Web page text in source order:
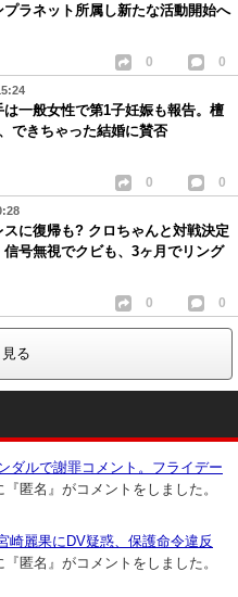
ラネット所属し新たな活動開始へ
0 0
一般女性で第1子妊娠も報告。檀
できちゃった結婚に賛否
0 0
に復帰も? クロちゃんと対戦決定
号無視でクビも、3ヶ月でリング
0 0
る
ダルで謝罪コメント。フライデー
『匿名』がコメントをしました。
麗果にDV疑惑、保護命令違反
『匿名』がコメントをしました。